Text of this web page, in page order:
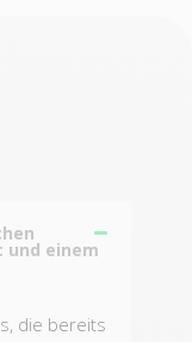
und einem
die bereits